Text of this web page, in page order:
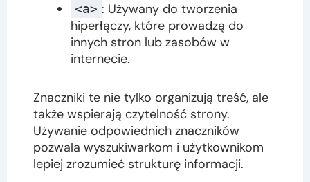
<a> : Używany do tworzenia
hiperłączy, które prowadzą do
innych stron lub zasobów w
internecie.
Znaczniki te nie tylko organizują treść, ale
także wspierają czytelność strony.
Używanie odpowiednich znaczników
pozwala wyszukiwarkom i użytkownikom
lepiej zrozumieć strukturę informacji.